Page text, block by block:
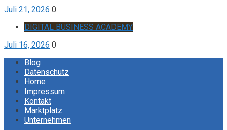
Juli 21, 2026 0
DIGITAL BUSINESS ACADEMY
Juli 16, 2026 0
Blog
Datenschutz
Home
Impressum
Kontakt
Marktplatz
Unternehmen